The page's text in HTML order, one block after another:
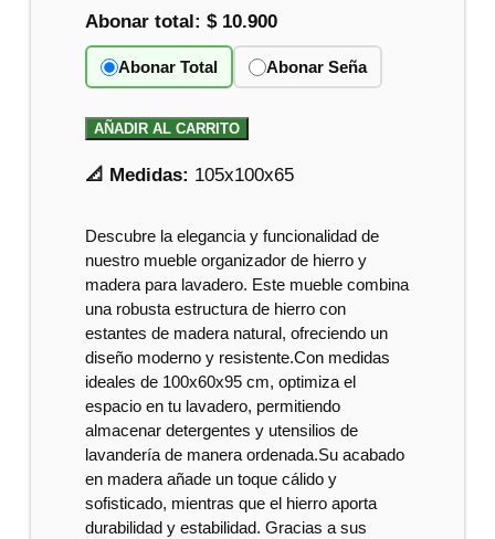
Abonar total:$ 10.900
Abonar Total Abonar Seña
AÑADIR AL CARRITO
📐 Medidas: 105x100x65
Descubre la elegancia y funcionalidad de
nuestro mueble organizador de hierro y
madera para lavadero. Este mueble combina
una robusta estructura de hierro con
estantes de madera natural, ofreciendo un
diseño moderno y resistente.Con medidas
ideales de 100x60x95 cm, optimiza el
espacio en tu lavadero, permitiendo
almacenar detergentes y utensilios de
lavandería de manera ordenada.Su acabado
en madera añade un toque cálido y
sofisticado, mientras que el hierro aporta
durabilidad y estabilidad. Gracias a sus